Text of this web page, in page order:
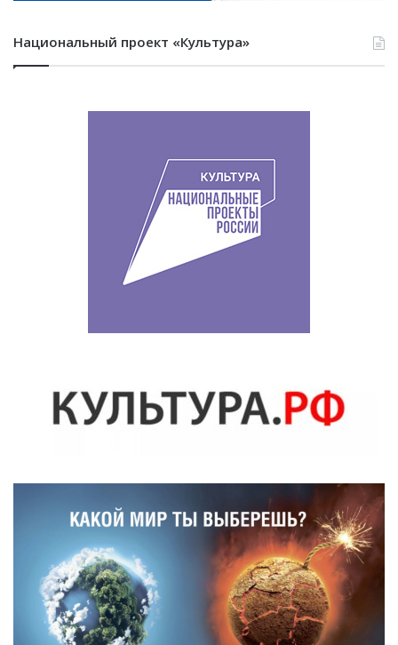
Национальный проект «Культура»